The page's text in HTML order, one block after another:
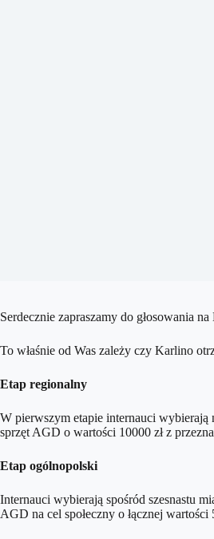
Serdecznie zapraszamy do głosowania
To właśnie od Was zależy czy Karlino
Etap regionalny
W pierwszym etapie internauci
sprzęt AGD o wartości 10000 zł z
Etap ogólnopolski
Internauci wybierają spośród szesnastu
AGD na cel społeczny o łącznej wartości